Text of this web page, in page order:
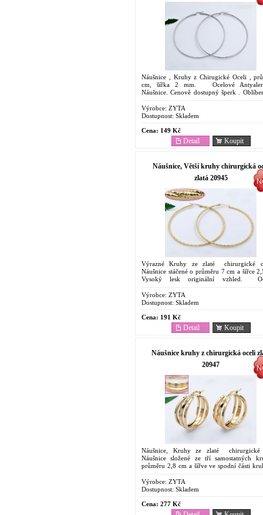
Náušnice , Kruhy z Chirugické Oceli ,
cm, šířka 2 mm. Ocelové
Náušnice. Cenově dostupný šperk .
Výrobce: ZYTA
Dostupnost: Skladem
Cena: 149 Kč
Koupit
Detail
Náušnice, Větší kruhy chirurgická
zlatá 20945
Výrazné Kruhy ze zlaté chirurgické
Náušnice stáčené o průměru 7 cm a šířce
Vysoký lesk originální vzhled.
....
Výrobce: ZYTA
Dostupnost: Skladem
Cena: 191 Kč
Koupit
Detail
Náušnice kruhy z chirurgická oceli
20947
Náušnice, Kruhy ze zlaté chirurgické
Náušnice složené ze tří samostatných
průměru 2,8 cm a šířve ve spodní části
Výrobce: ZYTA
Dostupnost: Skladem
Cena: 277 Kč